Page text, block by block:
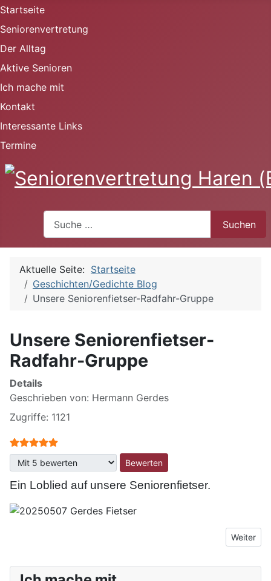
Startseite
Seniorenvertretung
Der Alltag
Aktive Senioren
Ich mache mit
Kontakt
Interessante Links
Termine
Suchen
Aktuelle Seite: Startseite
Geschichten/Gedichte Blog
Unsere Seniorenfietser-Radfahr-Gruppe
Unsere Seniorenfietser-
Radfahr-Gruppe
Details
Geschrieben von: Hermann Gerdes
Zugriffe: 1121
Bewertung:
Bitte bewerten
Ein Loblied auf unsere Seniorenfietser.
Nächster
Weiter